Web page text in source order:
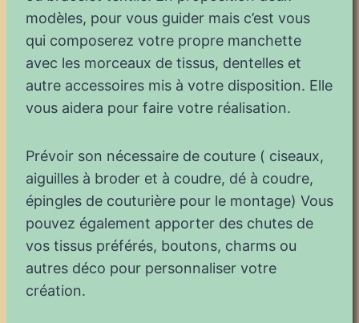
modèles, pour vous guider mais c’est vous
qui composerez votre propre manchette
avec les morceaux de tissus, dentelles et
autre accessoires mis à votre disposition. Elle
vous aidera pour faire votre réalisation.
Prévoir son nécessaire de couture ( ciseaux,
aiguilles à broder et à coudre, dé à coudre,
épingles de couturière pour le montage) Vous
pouvez également apporter des chutes de
vos tissus préférés, boutons, charms ou
autres déco pour personnaliser votre
création.